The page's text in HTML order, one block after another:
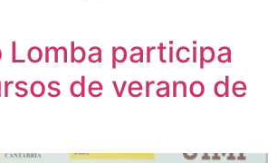
Lomba participa
de verano de